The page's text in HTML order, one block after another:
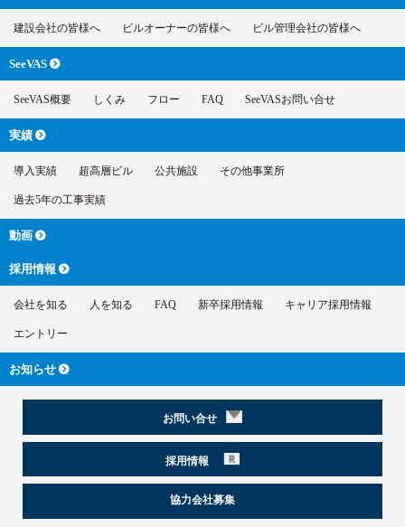
建設会社の皆様へ ビルオーナーの皆様へ ビル管理会社の皆様へ
SeeVAS
SeeVAS概要 しくみ フロー FAQ SeeVASお問い合せ
実績
導入実績 超高層ビル 公共施設 その他事業所
過去5年の工事実績
動画
採用情報
会社を知る 人を知る FAQ 新卒採用情報 キャリア採用情報
エントリー
お知らせ
お問い合せ
採用情報
協力会社募集